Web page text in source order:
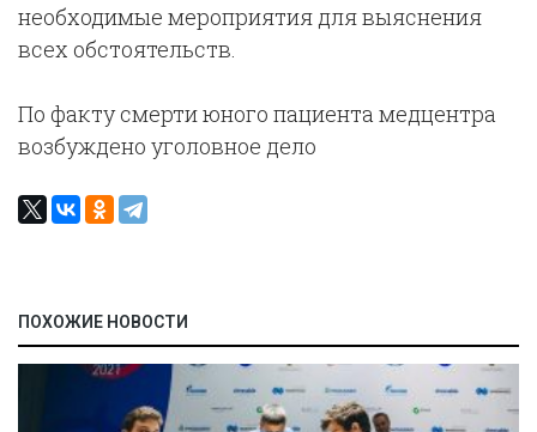
необходимые мероприятия для выяснения
всех обстоятельств.
По факту смерти юного пациента медцентра
возбуждено уголовное дело
ПОХОЖИЕ НОВОСТИ